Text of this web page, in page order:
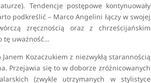
Tendencje postępowe kontynuowały
podkreślić – Marco Angelini łączy w swojej
zręcznością oraz z chrześcijańskim
tę uważność…
Kozaczukiem z niezwykłą starannością
Przejawia się to w doborze zróżnicowanych
(zwykle utrzymanych w stylistyce